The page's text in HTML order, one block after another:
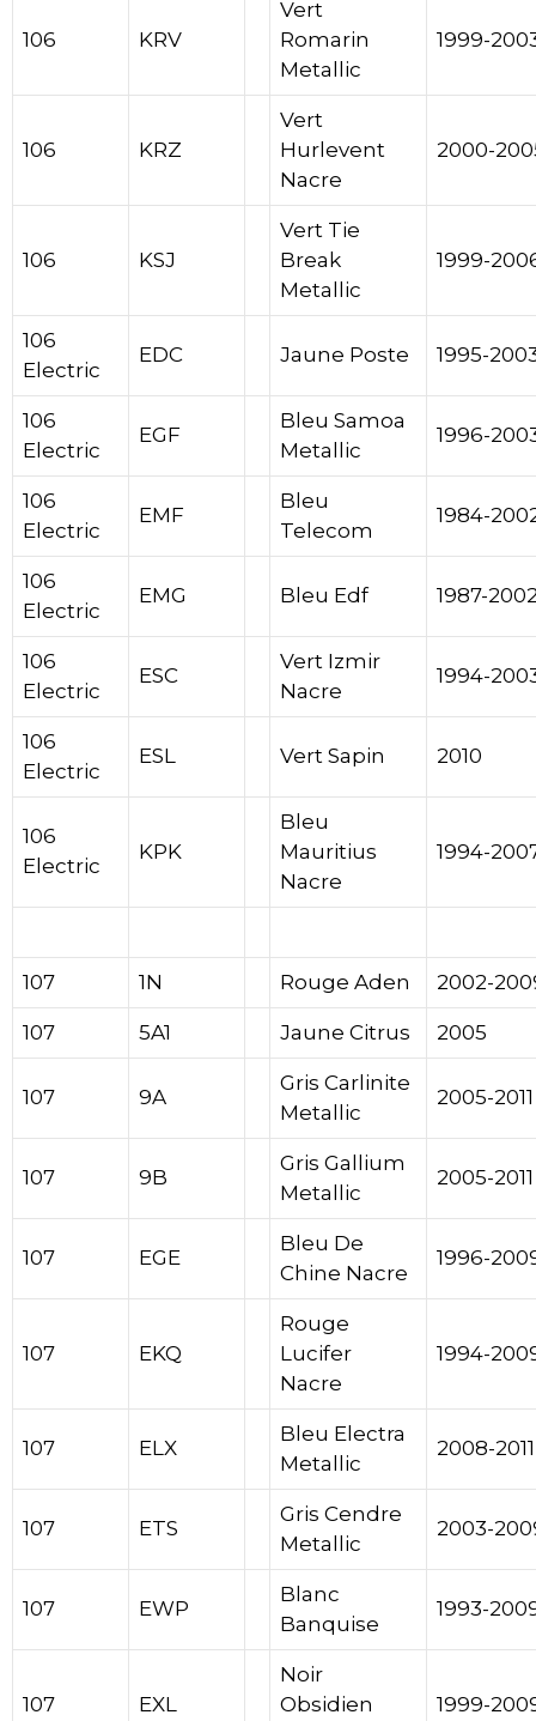
106 KRV
Vert
Romarin
Metallic
1999-
106 KRZ
Vert
Hurlevent
Nacre
2000-
106 KSJ
Vert Tie
Break
Metallic
1999-
106
Electric
EDC Jaune Poste 1995-
106
Electric
EGF
Bleu Samoa
Metallic
1996-
106
Electric
EMF
Bleu
Telecom
1984-
106
Electric
EMG Bleu Edf 1987-
106
Electric
ESC
Vert Izmir
Nacre
1994-
106
Electric
ESL Vert Sapin 2010
106
Electric
KPK
Bleu
Mauritius
Nacre
1994-
107 1N Rouge Aden 2002-
107 5A1 Jaune Citrus 2005
107 9A
Gris Carlinite
Metallic
2005-2011
107 9B
Gris Gallium
Metallic
2005-2011
107 EGE
Bleu De
Chine Nacre
1996-
107 EKQ
Rouge
Lucifer
Nacre
1994-
107 ELX
Bleu Electra
Metallic
2008-2011
107 ETS
Gris Cendre
Metallic
2003-
107 EWP
Blanc
Banquise
1993-
107 EXL
Noir
Obsidien
1999-